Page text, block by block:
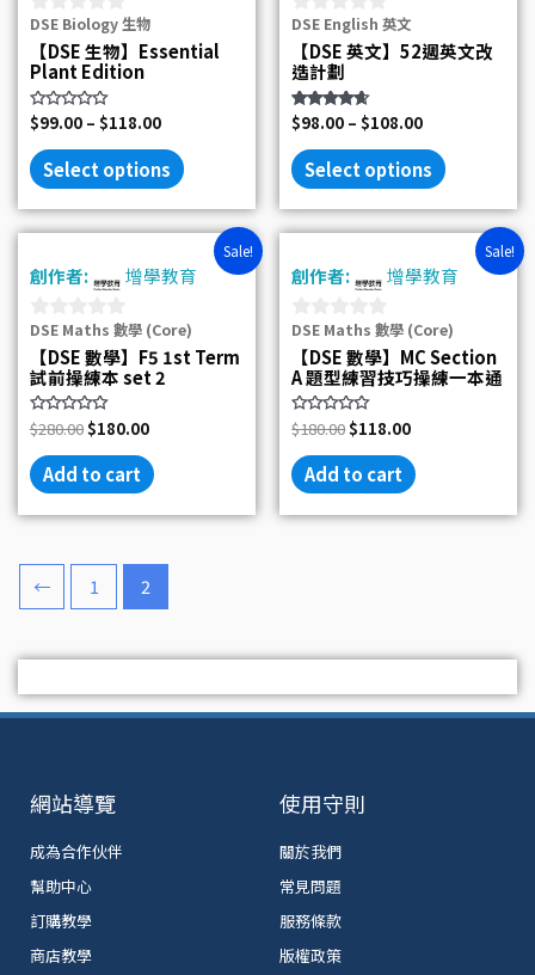
0
out
of
5
DSE Biology 生物
【DSE 生物】Essential
Plant Edition
Rated
0
out
of
5
$99.00– $118.00
Select options
0
out
of
5
DSE English 英文
【DSE 英文】52週英文改
造計劃
Rated
4.50
out of 5
$98.00 –$108.00
Select options
Sale!
創作者: 增學教育
0
out
of
5
DSE Maths 數學 (Core)
【DSE 數學】F5 1st Term
試前操練本 set 2
Rated
0
out
of
5
$280.00
was:
$180.00
price
is:
Add to cart
Sale!
創作者: 增學教育
0
out
of
5
DSE Maths 數學 (Core)
【DSE 數學】MC Section
A 題型練習技巧操練一本通
Rated
0
out
of
5
$180.00
price
was:
$118.00
price
is:
Add to cart
← 1 2
網站導覽
成為合作伙伴
幫助中心
訂購教學
商店教學
使用守則
關於我們
常見問題
服務條款
版權政策